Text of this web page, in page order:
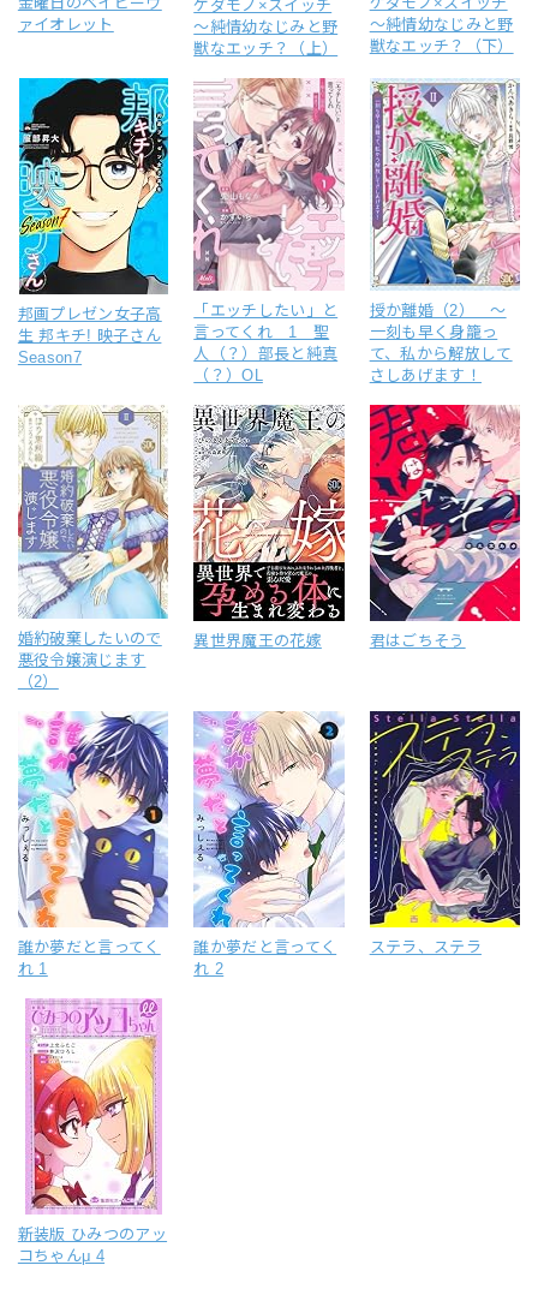
ァイオレット
ケダモノ×スイッチ
～純情幼なじみと野
獣なエッチ？（上）
～純情幼なじみと野
獣なエッチ？（下）
邦画プレゼン女子高
生 邦キチ! 映子さん
Season7
「エッチしたい」と
言ってくれ 1 聖
人（？）部長と純真
（？）OL
授か離婚（2） ～
一刻も早く身籠っ
て、私から解放して
さしあげます！
婚約破棄したいので
悪役令嬢演じます
（2）
異世界魔王の花嫁 君はごちそう
誰か夢だと言ってく
れ 1
誰か夢だと言ってく
れ 2
ステラ、ステラ
新装版 ひみつのアッ
コちゃんμ 4